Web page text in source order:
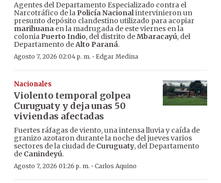
Agentes del Departamento Especializado contra el
Narcotráfico de la Policía Nacionalintervinieron un
presunto depósito clandestino utilizado para acopiar
marihuana en la madrugada de este viernes en la
colonia Puerto Indio, del distrito deMbaracayú, del
Departamento deAlto Paraná.
Agosto 7, 2026 02:04 p. m. · Edgar Medina
Nacionales
Violento temporal golpea
Curuguaty y deja unas 50
viviendas afectadas
Fuertes ráfagas de viento, una intensa lluvia y caída de
granizo azotaron durante la noche del jueves varios
sectores de la ciudad de Curuguaty, del Departamento
de Canindeyú.
Agosto 7, 2026 01:26 p. m. · Carlos Aquino